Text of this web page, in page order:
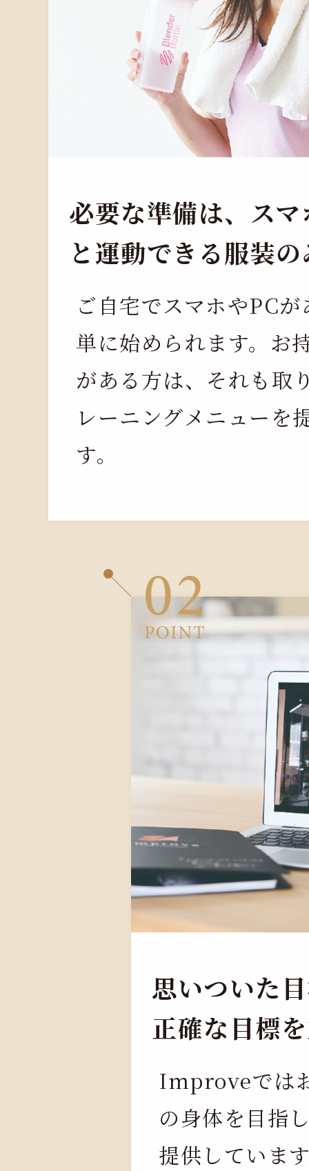
必要な準備は、ス
と運動できる服装
ご自宅でスマホやPC
単に始められます。お
がある方は、それも取
レーニングメニューを
す。
思いついた
正確な目標
Improveでは
の身体を目指
提供していま